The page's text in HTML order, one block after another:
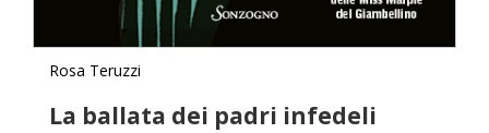
Rosa Teruzzi
La ballata dei padri infedeli